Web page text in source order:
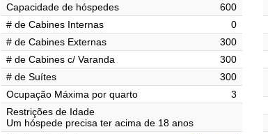
Capacidade de hóspedes
600
# de Cabines Internas
0
# de Cabines Externas
300
# de Cabines c/ Varanda
300
# de Suítes
300
Ocupação Máxima por quarto
3
Restrições de Idade
Um hóspede precisa ter acima de 18 anos